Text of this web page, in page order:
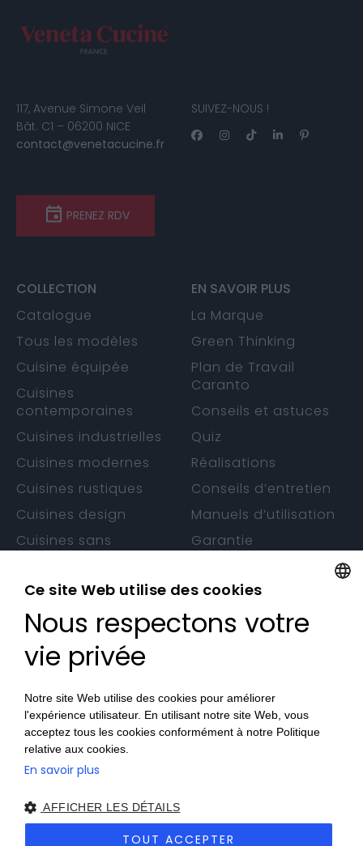
117, Avenue Simone Veil
Bât. C1 – 06200 NICE
contact@venetacucine.fr
SUIVEZ-NOUS !
PRENEZ RDV
COLLECTION
Catalogue
Tous les modèles
Cuisine équipée
Cuisines
contemporaines
Cuisines industrielles
Cuisines modernes
Cuisines rustiques
Cuisines design
Cuisines sans
EN SAVOIR PLUS
La Marque
Green Thinking
Plan de Travail
Caranto
Conseils et astuces
Quiz
Réalisations
Conseils d’entretien
Manuels d’utilisation
Garantie
CONTACTS
Nos Magasins
Travaillez avec nous
© 2026 Veneta Cucine France SAS
Policy|Accessibilité|Sitemap
Ce site Web utilise des cookies
Nous respectons votre
vie privée
Notre site Web utilise des cookies pour améliorer
l'expérience utilisateur. En utilisant notre site Web, vous
acceptez tous les cookies conformément à notre Politique
relative aux cookies.
En savoir plus
AFFICHER LES DÉTAILS
TOUT ACCEPTER